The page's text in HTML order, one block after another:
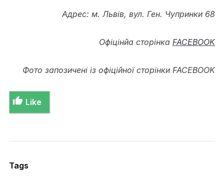
Адрес: м. Львів, вул. Ген. Чупринки 68
Офіцінйа сторінкаFACEBOOK
Фото запозичені із офіційної сторінки FACEBOOK
Like
Tags